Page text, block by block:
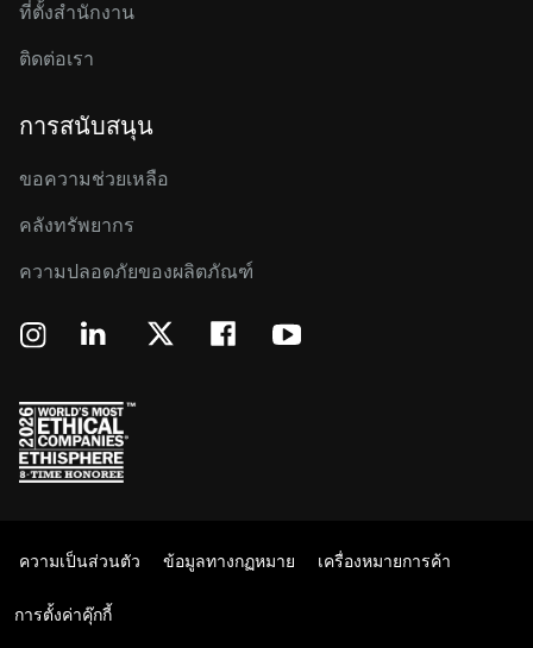
ที่ตั้งสำนักงาน
ติดต่อเรา
การสนับสนุน
ขอความช่วยเหลือ
คลังทรัพยากร
ความปลอดภัยของผลิตภัณฑ์
ความเป็นส่วนตัว ข้อมูลทางกฏหมาย เครื่องหมายการค้า
การตั้งค่าคุ๊กกี้